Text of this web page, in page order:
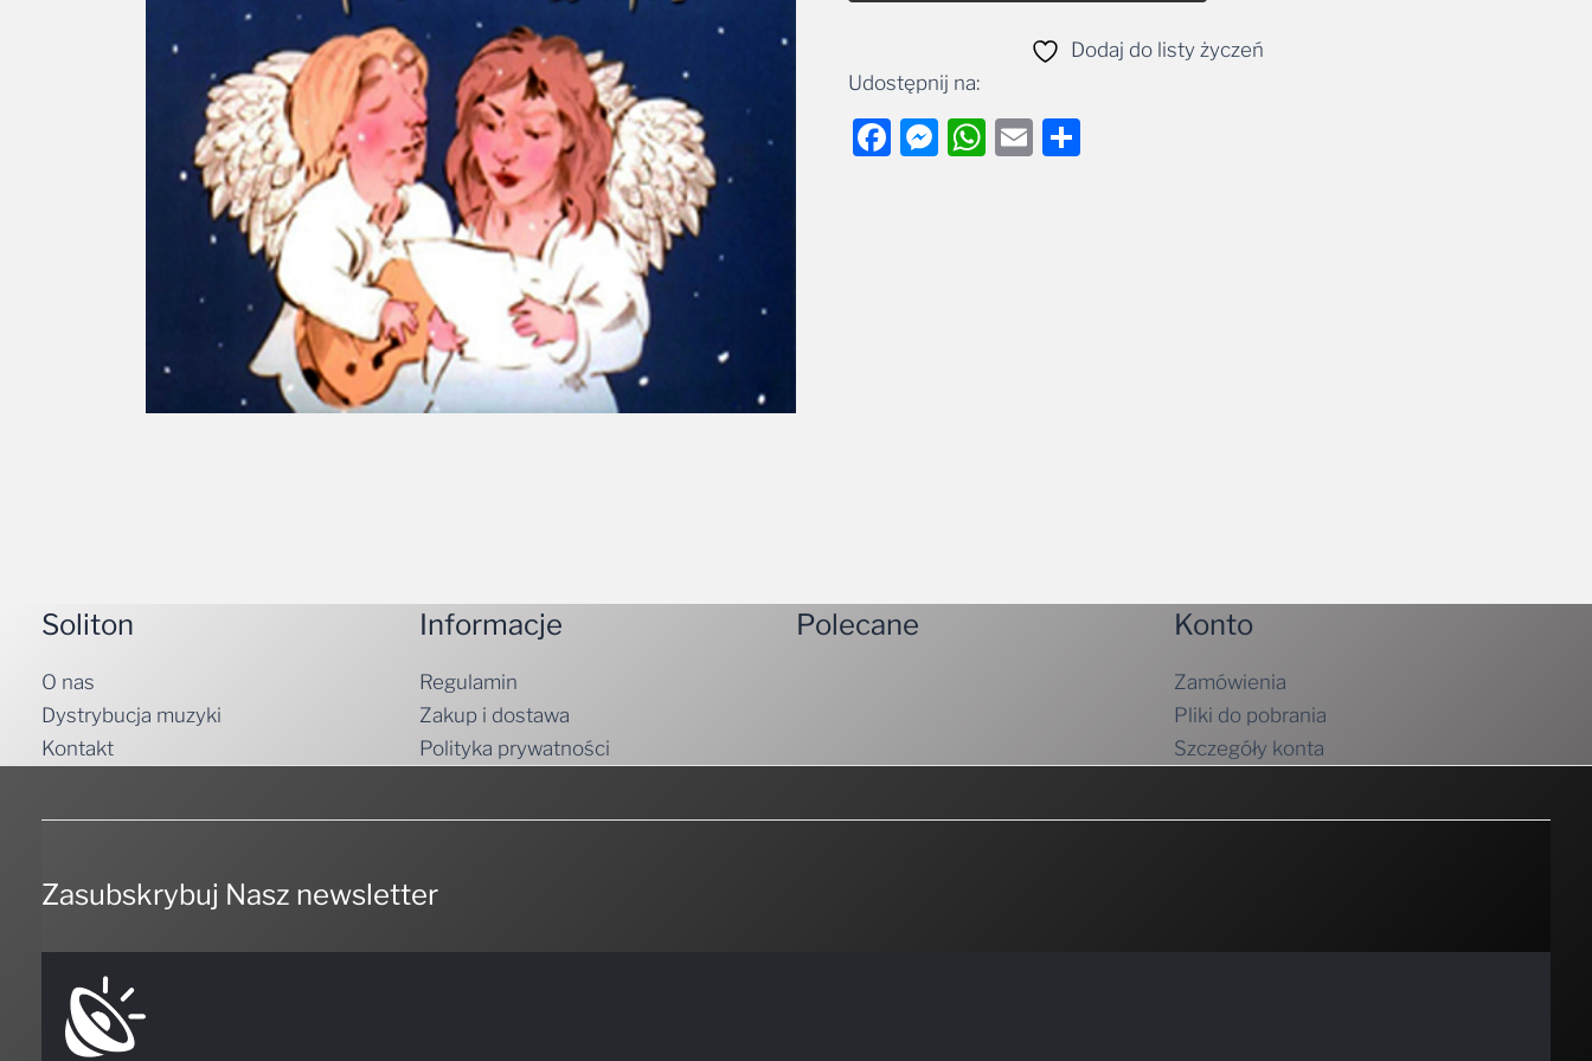
Dodaj do listy życzeń
Udostępnij na:
Facebook
Messenger
WhatsApp
EmailShare
Soliton
O nas
Dystrybucja muzyki
Kontakt
Informacje
Regulamin
Zakup i dostawa
Polityka prywatności
Polecane Konto
Zamówienia
Pliki do pobrania
Szczegóły konta
Zasubskrybuj Nasz newsletter